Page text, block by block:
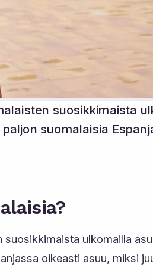
suosikkimaista
suomalaisia
ulkomailla
oikeasti asuu, miksi